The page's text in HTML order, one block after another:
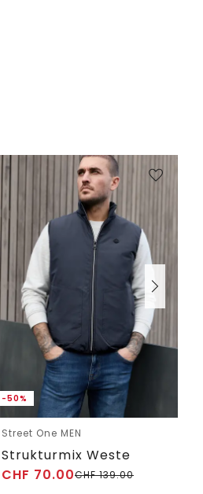
-50%
Street One MEN
Strukturmix Weste
CHF 70.00CHF139.00